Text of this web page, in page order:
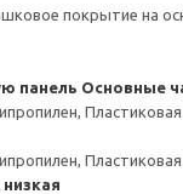
покрытие на
панель Основные